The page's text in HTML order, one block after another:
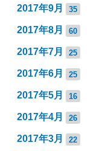
2017年9月 35
2017年8月 60
2017年7月 25
2017年6月 25
2017年5月 16
2017年4月 26
2017年3月 22